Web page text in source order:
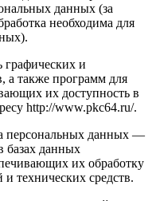
данных (за
необходима для
графических и
а также программ для
их доступность в
http://www.pkc64.ru/.
персональных данных —
базах данных
их обработку
технических средств.